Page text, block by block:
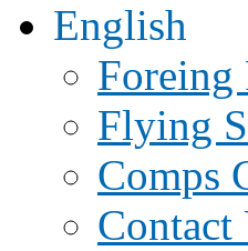
English
Foreing
Flying
Comps
Contact